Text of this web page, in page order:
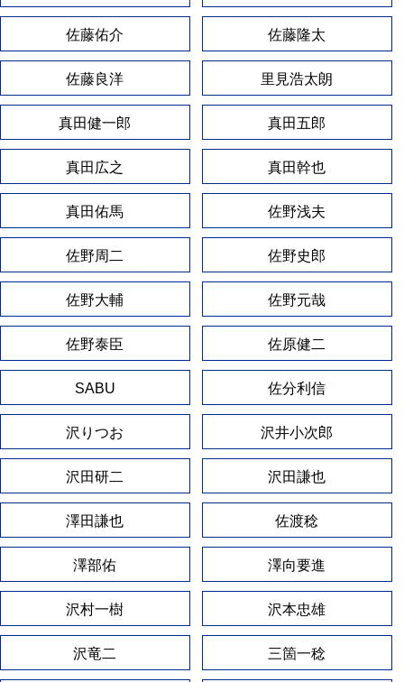
佐藤佑介 佐藤隆太
佐藤良洋 里見浩太朗
真田健一郎 真田五郎
真田広之 真田幹也
真田佑馬 佐野浅夫
佐野周二 佐野史郎
佐野大輔 佐野元哉
佐野泰臣 佐原健二
SABU 佐分利信
沢りつお 沢井小次郎
沢田研二 沢田謙也
澤田謙也 佐渡稔
澤部佑 澤向要進
沢村一樹 沢本忠雄
沢竜二 三箇一稔